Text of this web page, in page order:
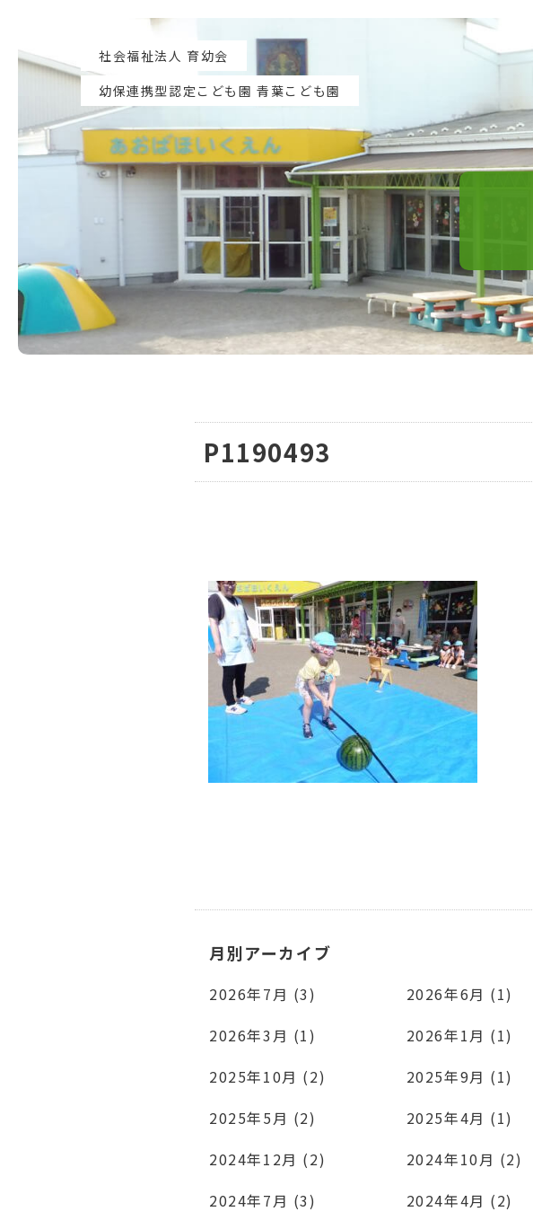
社会福祉法人 育幼会
幼保連携型認定こども園 青葉こども園
P1190493
月別アーカイブ
2026年7月 (3) 2026年6月 (1)
2026年3月 (1)
2026年1月 (1)
2025年10月 (2)
2025年9月 (1)
2025年5月 (2)
2025年4月 (1)
2024年12月 (2)
2024年10月 (2)
2024年7月 (3)
2024年4月 (2)